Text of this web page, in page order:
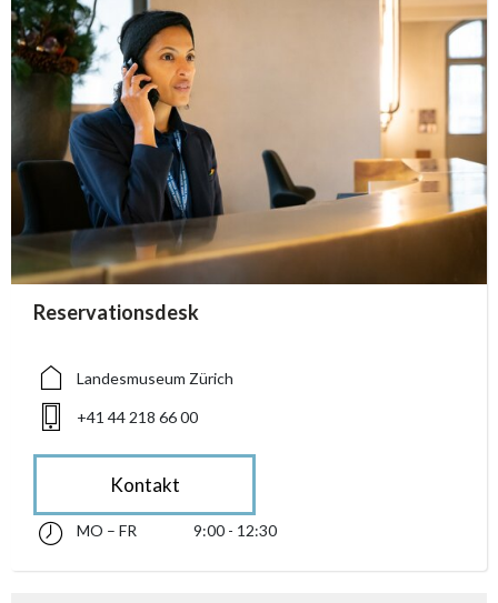
accessibility.sr-only.person_card_info
Reservationsdesk
accessibility.sr-only.museum
Landesmuseum Zürich
accessibility.sr-only.phone
+41 44 218 66 00
Kontakt
accessibility.sr-only.opening_hours
Montag bis Freitag 09:00 - 12:30
MO – FR 9:00 - 12:30